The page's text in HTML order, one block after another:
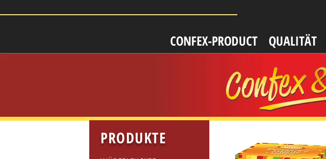
CONFEX-PRODUCT QUALITӒT
PRODUKTE